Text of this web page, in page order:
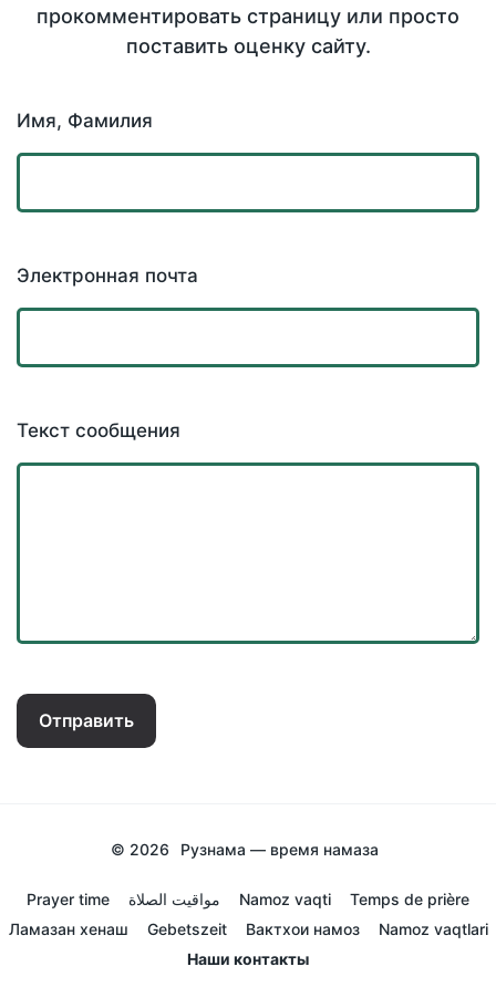
прокомментировать страницу или просто
поставить оценку сайту.
Имя, Фамилия
Электронная почта
Текст сообщения
Отправить
© 2026 Рузнама — время намаза
Prayer time مواقيت الصلاة Namoz vaqti
Temps de prière
Ламазан хенаш
Gebetszeit Вактхои намоз
Namoz vaqtlari
Наши контакты